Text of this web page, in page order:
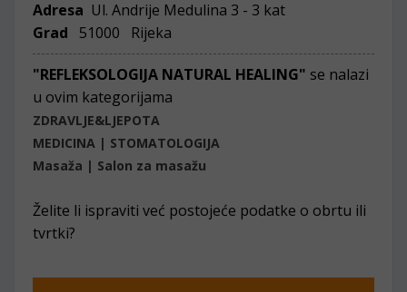
Adresa Ul. Andrije Medulina 3 - 3 kat
Grad
51000 Rijeka
"REFLEKSOLOGIJA NATURAL HEALING" se nalazi
u ovim kategorijama
ZDRAVLJE&LJEPOTA
MEDICINA | STOMATOLOGIJA
Masaža | Salon za masažu
Želite li ispraviti već postojeće podatke o obrtu ili
tvrtki?